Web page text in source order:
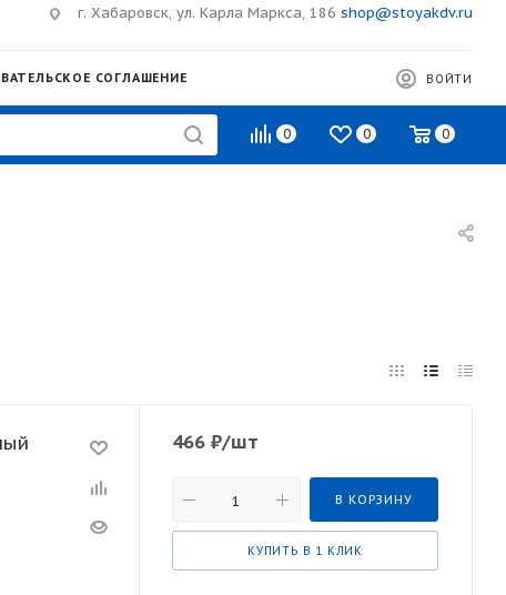
г. Хабаровск, ул. Карла Маркса, 186 shop@stoyakdv.ru
СОГЛАШЕНИЕ ВОЙТИ
0 0 0
466 ₽/шт
В КОРЗИНУ
КУПИТЬ В 1 КЛИК